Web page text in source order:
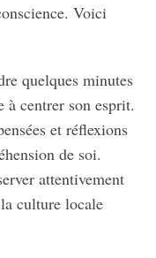
Voici
quelques minutes
à centrer son esprit.
et réflexions
de soi.
attentivement
culture locale